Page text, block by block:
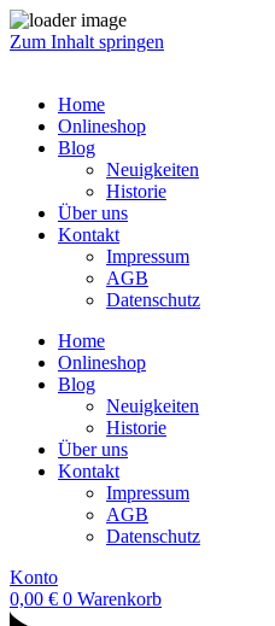
Zum Inhalt springen
Home
Onlineshop
Blog
Neuigkeiten
Historie
Über uns
Kontakt
Impressum
AGB
Datenschutz
Home
Onlineshop
Blog
Neuigkeiten
Historie
Über uns
Kontakt
Impressum
AGB
Datenschutz
Konto
0,00 € 0 Warenkorb